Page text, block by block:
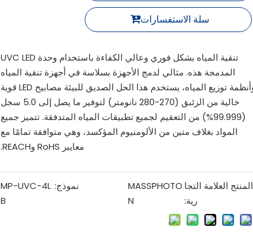
سلة الاستفسارات
تنقية المياه بشكل فوري وعالي الكفاءة باستخدام وحدة UVC LED
المدمجة هذه. مثالي لدمج الأجهزة بسلاسة في أجهزة تنقية المياه
وأنظمة توزيع المياه، يستخدم هذا الحل الصديق للبيئة مصابيح LED قوية
خالية من الزئبق (270-280 نانومتر) لتوفير ما يصل إلى 5.0 سجل
(99.999%) من التعقيم لجميع تطبيقات المياه المتدفقة. تتميز جميع
المواد بغلاف متين من الألومنيوم المؤكسد، وهي متوافقة تمامًا مع
معايير RoHS وREACH.
نموذج: MP-UVC-4L
B
المنتج العلامة التجا
رية:
MASSPHOTO
N